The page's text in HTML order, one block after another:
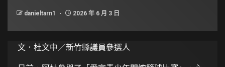
danieltarn1 2026 年 6 月 3 日
文．杜文中／新竹縣議員參選人